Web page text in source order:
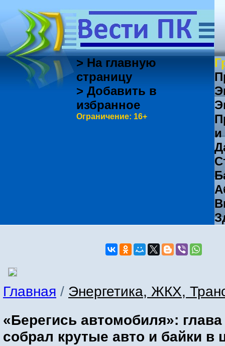
> На главную
страницу
> Добавить в
избранное
Ограничение: 16+
Главная / Энергетика, ЖКХ,
«Берегись автомобиля»:
собрал крутые авто и байки в